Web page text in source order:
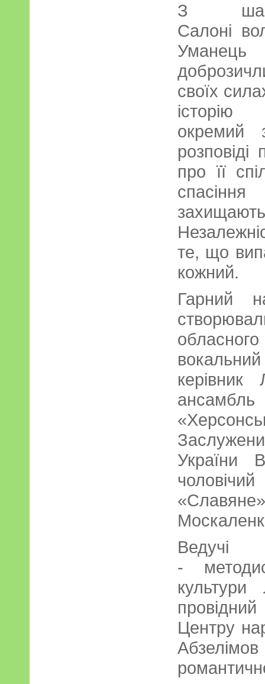
З
Салоні
своїх
історію
окремий
про її
те, що
кожний.
Гарний
України
Ведучі
-
Центру